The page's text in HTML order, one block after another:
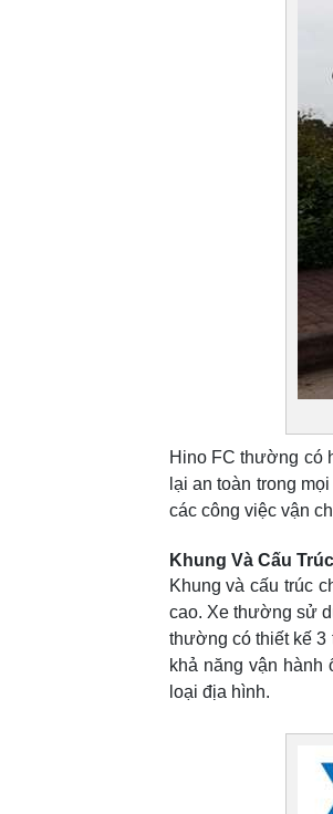
Hino FC thường có
lại an toàn trong
các công việc vận
Khung Và Cấu
Khung và cấu trúc
cao. Xe thường sử
thường có thiết kế 3
khả năng vận
loại địa hình.